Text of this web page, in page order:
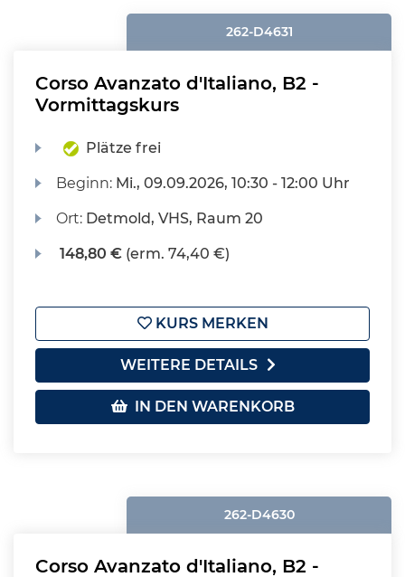
262-D4631
Corso Avanzato d'Italiano, B2 -
Vormittagskurs
Plätze frei
Beginn: Mi., 09.09.2026, 10:30 - 12:00 Uhr
Ort: Detmold, VHS, Raum 20
148,80 € (erm. 74,40 €)
KURS MERKEN
WEITERE DETAILS
IN DEN WARENKORB
262-D4630
Corso Avanzato d'Italiano, B2 -